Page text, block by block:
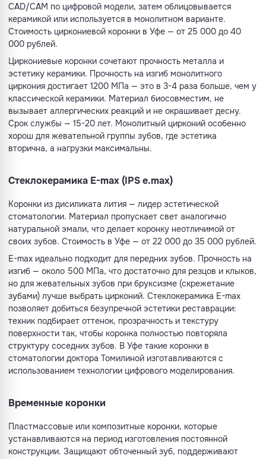
CAD/CAM по цифровой модели, затем облицовывается
керамикой или используется в монолитном варианте.
Стоимость циркониевой коронки в Уфе — от 25 000 до 40
000 рублей.
Циркониевые коронки сочетают прочность металла и
эстетику керамики. Прочность на изгиб монолитного
циркония достигает 1200 МПа — это в 3-4 раза больше, чем у
классической керамики. Материал биосовместим, не
вызывает аллергических реакций и не окрашивает десну.
Срок службы — 15-20 лет. Монолитный цирконий особенно
хорош для жевательной группы зубов, где эстетика
вторична, а нагрузки максимальны.
Стеклокерамика E-max (IPS e.max)
Коронки из дисиликата лития — лидер эстетической
стоматологии. Материал пропускает свет аналогично
натуральной эмали, что делает коронку неотличимой от
своих зубов. Стоимость в Уфе — от 22 000 до 35 000 рублей.
E-max идеально подходит для передних зубов. Прочность на
изгиб — около 500 МПа, что достаточно для резцов и клыков,
но для жевательных зубов при бруксизме (скрежетание
зубами) лучше выбрать цирконий. Стеклокерамика E-max
позволяет добиться безупречной эстетики реставрации:
техник подбирает оттенок, прозрачность и текстуру
поверхности так, чтобы коронка полностью повторяла
структуру соседних зубов. В Уфе такие коронки в
стоматологии доктора Томилиной изготавливаются с
использованием технологии цифрового моделирования.
Временные коронки
Пластмассовые или композитные коронки, которые
устанавливаются на период изготовления постоянной
конструкции. Защищают обточенный зуб, поддерживают